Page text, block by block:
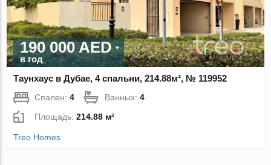
190 000 AED
в год
Таунхаус в Дубае, 4 спальни, 214.88м², № 119952
Спален:4 Ванных:4
Площадь:214.88 м²
Treo Homes